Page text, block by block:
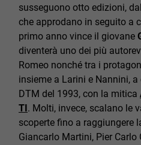
susseguono otto edizioni,
che approdano in seguito a
primo anno vince il giovane
diventerà uno dei più
Romeo nonché tra i
insieme a Larini e Nannini,
DTM del 1993, con la mitica
TI . Molti, invece, scalano le
scoperte fino a raggiungere
Giancarlo Martini, Pier Carlo